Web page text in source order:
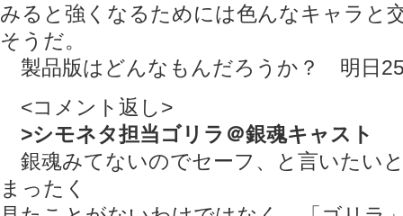
みると強くなるためには色んなキャラと
そうだ。
製品版はどんなもんだろうか？ 明日
<コメント返し>
>シモネタ担当ゴリラ＠銀魂キャスト
銀魂みてないのでセーフ、と言いたい
まったく